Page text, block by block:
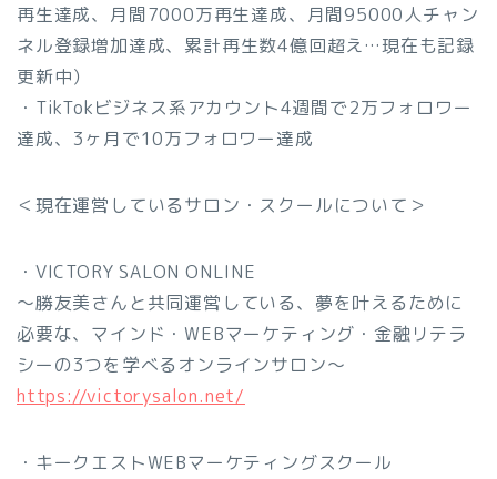
再生達成、月間7000万再生達成、月間95000人チャン
ネル登録増加達成、累計再生数4億回超え…現在も記録
更新中）
・TikTokビジネス系アカウント4週間で2万フォロワー
達成、3ヶ月で10万フォロワー達成
＜現在運営しているサロン・スクールについて＞
・VICTORY SALON ONLINE
〜勝友美さんと共同運営している、夢を叶えるために
必要な、マインド・WEBマーケティング・金融リテラ
シーの3つを学べるオンラインサロン〜
https://victorysalon.net/
・キークエストWEBマーケティングスクール